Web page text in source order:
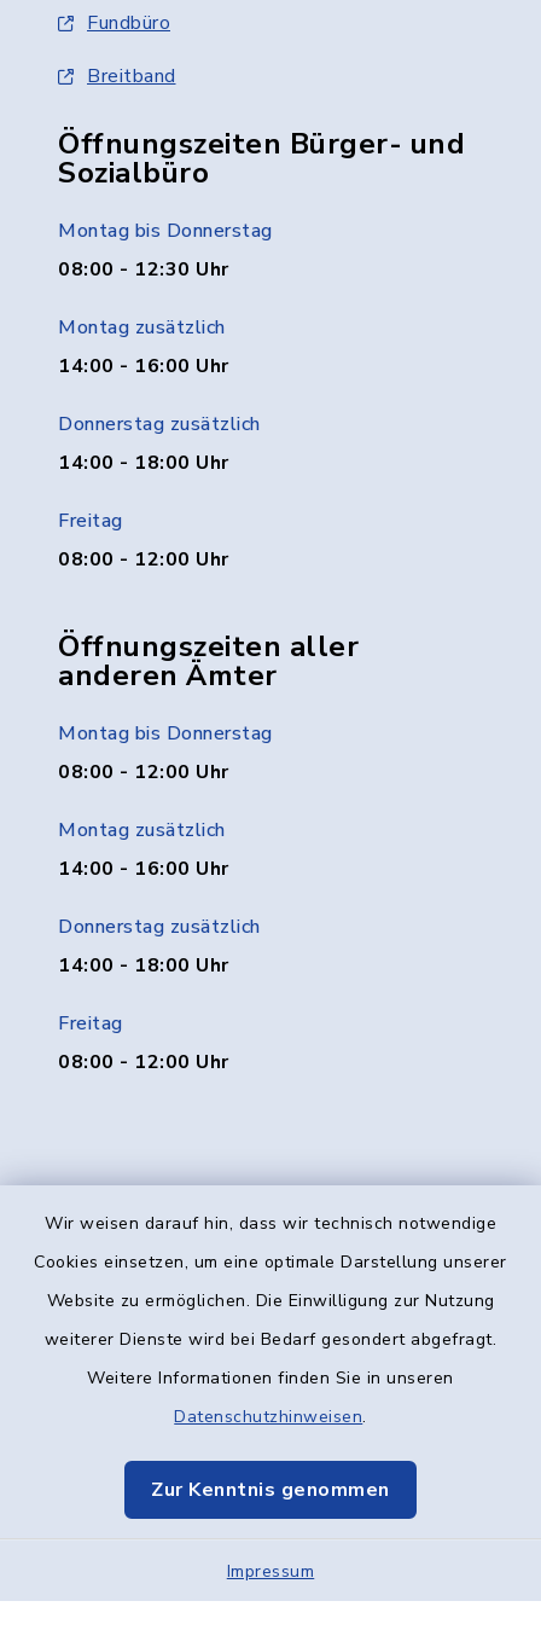
Wir weisen darauf hin, dass wir technisch notwendige
Cookies einsetzen, um eine optimale Darstellung unserer
Website zu ermöglichen. Die Einwilligung zur Nutzung
weiterer Dienste wird bei Bedarf gesondert abgefragt.
Weitere Informationen finden Sie in unseren
Datenschutzhinweisen.
Zur Kenntnis genommen
Impressum
Fundbüro
Breitband
Öffnungszeiten Bürger- und
Sozialbüro
Montag bis Donnerstag
08:00 - 12:30 Uhr
Montag zusätzlich
14:00 - 16:00 Uhr
Donnerstag zusätzlich
14:00 - 18:00 Uhr
Freitag
08:00 - 12:00 Uhr
Öffnungszeiten aller
anderen Ämter
Montag bis Donnerstag
08:00 - 12:00 Uhr
Montag zusätzlich
14:00 - 16:00 Uhr
Donnerstag zusätzlich
14:00 - 18:00 Uhr
Freitag
08:00 - 12:00 Uhr
Kontakt
Datenschutz
Elektronische Kommunikation
Sitemap